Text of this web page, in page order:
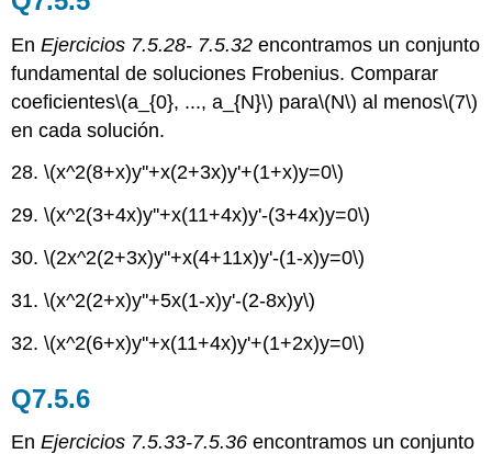
EnEjercicios 7.5.28- 7.5.32 encontramos un conjunto
fundamental de soluciones Frobenius. Comparar
coeficientes\(a_{0}, ..., a_{N}\) para\(N\) al menos\(7\)
en cada solución.
28.\(x^2(8+x)y''+x(2+3x)y'+(1+x)y=0\)
29.\(x^2(3+4x)y''+x(11+4x)y'-(3+4x)y=0\)
30.\(2x^2(2+3x)y''+x(4+11x)y'-(1-x)y=0\)
31.\(x^2(2+x)y''+5x(1-x)y'-(2-8x)y\)
32.\(x^2(6+x)y''+x(11+4x)y'+(1+2x)y=0\)
Q7.5.6
EnEjercicios 7.5.33-7.5.36 encontramos un conjunto